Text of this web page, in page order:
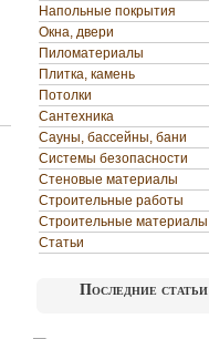
Напольные покрытия
Окна, двери
Пиломатериалы
Плитка, камень
Потолки
Сантехника
Сауны, бассейны, бани
Системы безопасности
Стеновые материалы
Строительные работы
Строительные материалы
Статьи
Последние статьи